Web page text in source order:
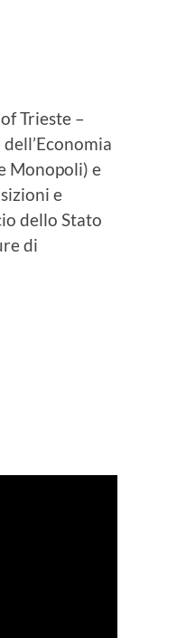
Trieste –
Monopoli) e
e
dello Stato
di